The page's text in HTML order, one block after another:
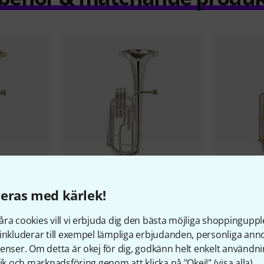
med kärlek!
cookies vill vi erbjuda dig den bästa möjliga
till exempel lämpliga erbjudanden, personliga
Om detta är okej för dig, godkänn helt enkelt
Horn
Thomann
4 499 kr
9 099